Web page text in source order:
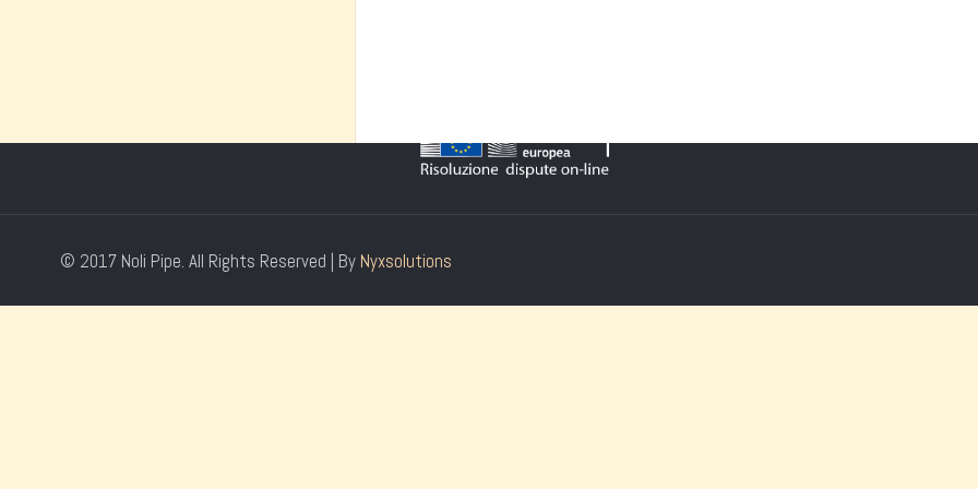
© 2017 Noli Pipe. All Rights Reserved | By Nyxsolutions